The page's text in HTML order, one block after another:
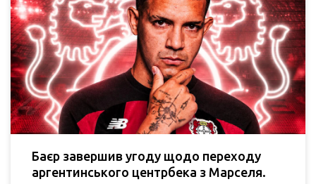
Баєр завершив угоду щодо переходу
аргентинського центрбека з Марселя.